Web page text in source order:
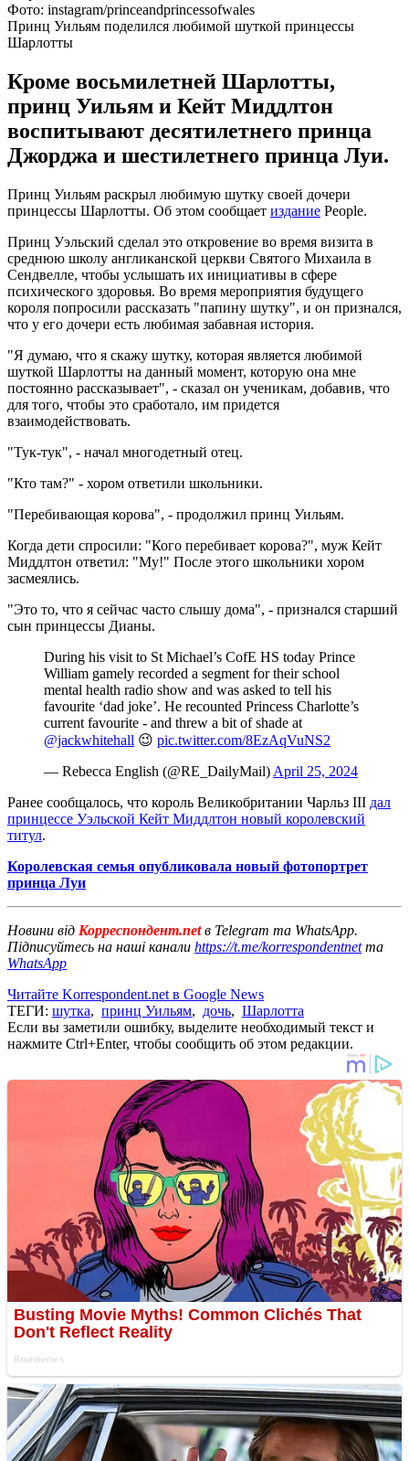
Фото: instagram/princeandprincessofwales
Принц Уильям поделился любимой шуткой принцессы
Шарлотты
Кроме восьмилетней Шарлотты,
принц Уильям и Кейт Миддлтон
воспитывают десятилетнего принца
Джорджа и шестилетнего принца Луи.
Принц Уильям раскрыл любимую шутку своей дочери
принцессы Шарлотты. Об этом сообщает издание People.
Принц Уэльский сделал это откровение во время визита в
среднюю школу англиканской церкви Святого Михаила в
Сендвелле, чтобы услышать их инициативы в сфере
психического здоровья. Во время мероприятия будущего
короля попросили рассказать "папину шутку", и он признался,
что у его дочери есть любимая забавная история.
"Я думаю, что я скажу шутку, которая является любимой
шуткой Шарлотты на данный момент, которую она мне
постоянно рассказывает", - сказал он ученикам, добавив, что
для того, чтобы это сработало, им придется
взаимодействовать.
"Тук-тук", - начал многодетный отец.
"Кто там?" - хором ответили школьники.
"Перебивающая корова", - продолжил принц Уильям.
Когда дети спросили: "Кого перебивает корова?", муж Кейт
Миддлтон ответил: "Му!" После этого школьники хором
засмеялись.
"Это то, что я сейчас часто слышу дома", - признался старший
сын принцессы Дианы.
During his visit to St Michael’s CofE HS today Prince
William gamely recorded a segment for their school
mental health radio show and was asked to tell his
favourite ‘dad joke’. He recounted Princess Charlotte’s
current favourite - and threw a bit of shade at
@jackwhitehall 😉 pic.twitter.com/8EzAqVuNS2
— Rebecca English (@RE_DailyMail) April 25, 2024
Ранее сообщалось, что король Великобритании Чарльз III дал
принцессе Уэльской Кейт Миддлтон новый королевский
титул.
Королевская семья опубликовала новый фотопортрет
принца Луи
Новини від Корреспондент.netв Telegram та WhatsApp.
Підписуйтесь на наші канали https://t.me/korrespondentnetта
WhatsApp
Читайте Korrespondent.net в Google News
ТЕГИ: шутка, принц Уильям, дочь, Шарлотта
Если вы заметили ошибку, выделите необходимый текст и
нажмите Ctrl+Enter, чтобы сообщить об этом редакции.